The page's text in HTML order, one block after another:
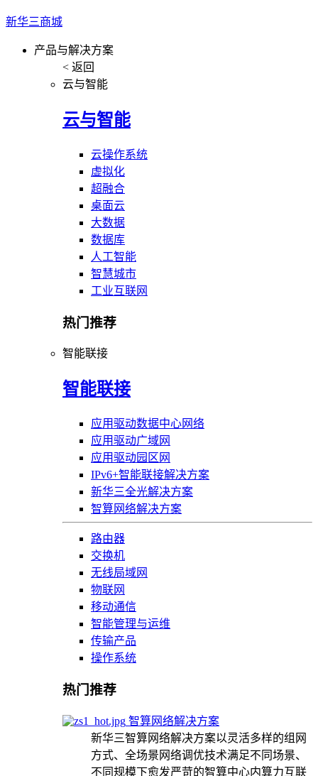
新华三商城
产品与解决方案
< 返回
云与智能
云与智能
云操作系统
虚拟化
超融合
桌面云
大数据
数据库
人工智能
智慧城市
工业互联网
热门推荐
智能联接
智能联接
应用驱动数据中心网络
应用驱动广域网
应用驱动园区网
IPv6+智能联接解决方案
新华三全光解决方案
智算网络解决方案
路由器
交换机
无线局域网
物联网
移动通信
智能管理与运维
传输产品
操作系统
热门推荐
智算网络解决方案
新华三智算网络解决方案以灵活多样的组网
方式、全场景网络调优技术满足不同场景、
不同规模下愈发严苛的智算中心内算力互联